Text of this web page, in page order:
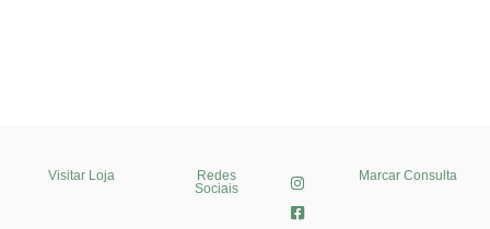
Visitar Loja
Redes
Sociais
Marcar Consulta